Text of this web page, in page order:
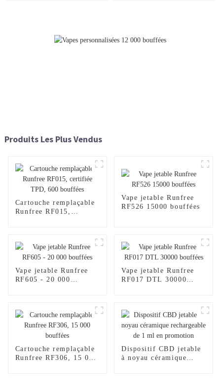
Produits Les Plus Vendus
Cartouche remplaçable
Runfree RF015,
Vape jetable Runfree
RF526 15000 bouffées
Vape jetable Runfree
RF605 - 20 000
Vape jetable Runfree
RF017 DTL 30000
Cartouche remplaçable
Runfree RF306, 15 000
Dispositif CBD jetable
à noyau céramique